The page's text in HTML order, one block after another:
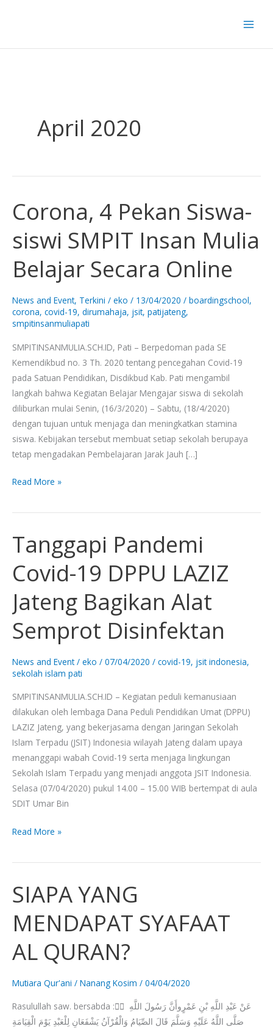
April 2020
Corona, 4 Pekan Siswa-
siswi SMPIT Insan Mulia
Belajar Secara Online
News and Event, Terkini / eko / 13/04/2020 / boardingschool,
corona, covid-19, dirumahaja, jsit, patijateng,
smpitinsanmuliapati
SMPITINSANMULIA.SCH.ID, Pati – Berpedoman pada SE
Kemendikbud no. 3 Th. 2020 tentang pencegahan Covid-19
pada Satuan Pendidikan, Disdikbud Kab. Pati mengambil
langkah bahwa Kegiatan Belajar Mengajar siswa di sekolah
diliburkan mulai Senin, (16/3/2020) – Sabtu, (18/4/2020)
dengan tujuan untuk menjaga dan meningkatkan stamina
siswa. Kebijakan tersebut membuat setiap sekolah berupaya
tetap mengadakan Pembelajaran Jarak Jauh […]
Corona,
4
Pekan
Siswa-
siswi
SMPIT
Insan
Mulia
Belajar
Secara
Online
Read More »
Tanggapi Pandemi
Covid-19 DPPU LAZIZ
Jateng Bagikan Alat
Semprot Disinfektan
News and Event/ eko / 07/04/2020 / covid-19, jsit indonesia,
sekolah islam pati
SMPITINSANMULIA.SCH.ID – Kegiatan peduli kemanusiaan
dilakukan oleh lembaga Dana Peduli Pendidikan Umat (DPPU)
LAZIZ Jateng, yang bekerjasama dengan Jaringan Sekolah
Islam Terpadu (JSIT) Indonesia wilayah Jateng dalam upaya
menanggapi wabah Covid-19 serta menjaga lingkungan
Sekolah Islam Terpadu yang menjadi anggota JSIT Indonesia.
Selasa (07/04/2020) pukul 14.00 – 15.00 WIB bertempat di aula
SDIT Umar Bin
Tanggapi
Pandemi
Covid-
19
DPPU
LAZIZ
Jateng
Alat
Semprot
Read More »
SIAPA YANG
MENDAPAT SYAFAAT
AL QURAN?
Mutiara Qur'ani / Nanang Kosim / 04/04/2020
Rasulullah saw. bersabda : ِّ عَنْ عَبْدِ اللَّهِ بْنِ عَمْرٍوأَنَّ رَسُولَ اللَّهِ
صَلَّى اللَّهُ عَلَيْهِ وَسَلَّمَ قَالَ الصِّيَامُ وَالْقُرْآنُ يَشْفَعَانِ لِلْعَبْدِ يَوْمَ الْقِيَامَةِ
SIAPA
YANG
MENDAPAT
SYAFAAT
AL
QURAN?